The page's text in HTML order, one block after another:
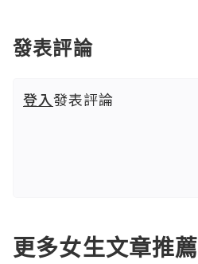
發表評論
登入發表評論
更多女生文章推薦